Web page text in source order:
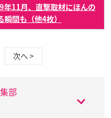
年11月、直撃取材にほんの
間も（他4枚）
次へ >
部